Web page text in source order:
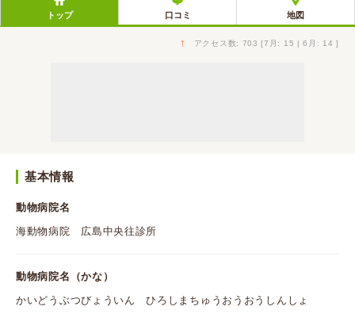
トップ 口コミ 地図
↑ アクセス数: 703 [7月: 15 | 6月: 14 ]
基本情報
動物病院名
海動物病院 広島中央往診所
動物病院名（かな）
かいどうぶつびょういん ひろしまちゅうおうおうしんしょ